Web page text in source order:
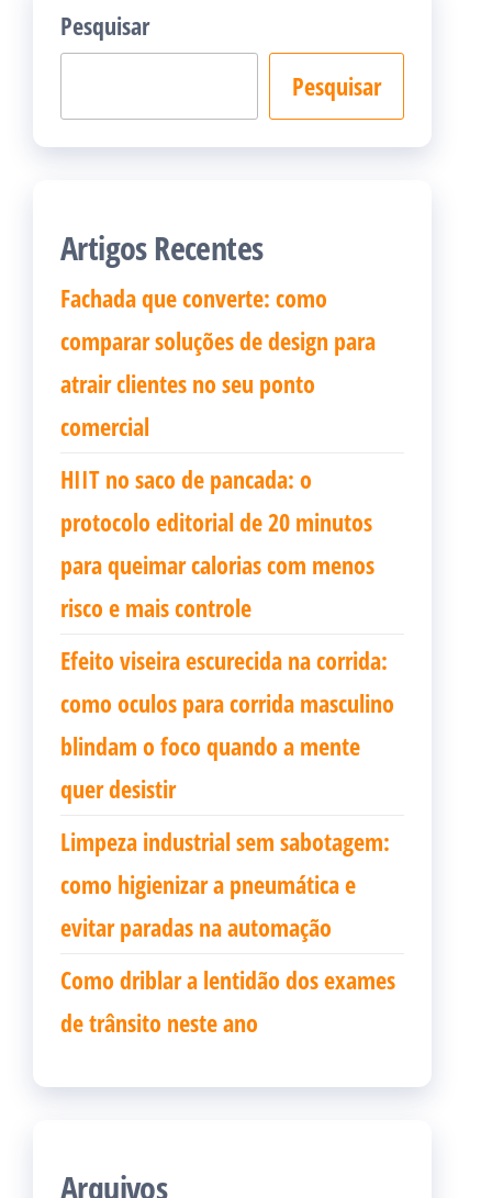
Pesquisar
Pesquisar
Artigos Recentes
Fachada que converte: como
comparar soluções de design para
atrair clientes no seu ponto
comercial
HIIT no saco de pancada: o
protocolo editorial de 20 minutos
para queimar calorias com menos
risco e mais controle
Efeito viseira escurecida na corrida:
como oculos para corrida masculino
blindam o foco quando a mente
quer desistir
Limpeza industrial sem sabotagem:
como higienizar a pneumática e
evitar paradas na automação
Como driblar a lentidão dos exames
de trânsito neste ano
Arquivos